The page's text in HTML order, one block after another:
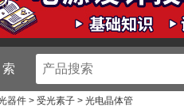
器件 > 受光素子 > 光电晶体管